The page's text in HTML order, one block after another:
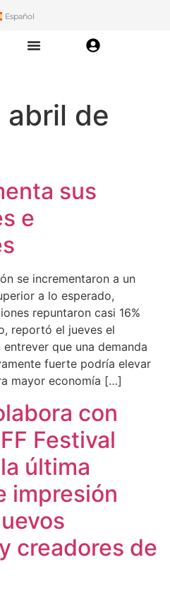
Español
abril de
sus
e
se incrementaron a un
a lo esperado,
repuntaron casi 16%
reportó el jueves el
que una demanda
fuerte podría elevar
mayor economía […]
con
Festival
última
impresión
creadores de